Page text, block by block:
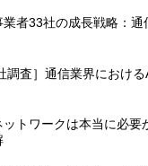
者33社の成長戦略：
調査］通信業界におけ
トワークは本当に必要